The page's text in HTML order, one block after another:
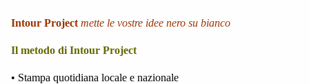
Intour Project mette le vostre idee nero su bianco
Il metodo di Intour Project
• Stampa quotidiana locale e nazionale